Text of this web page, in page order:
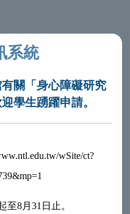
系統
關「身心障礙研究
學生踴躍申請。
wSite/ct?
至8月31日止。